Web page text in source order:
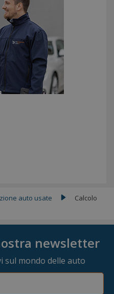
auto usate
Calcolo
newsletter
sul mondo delle auto